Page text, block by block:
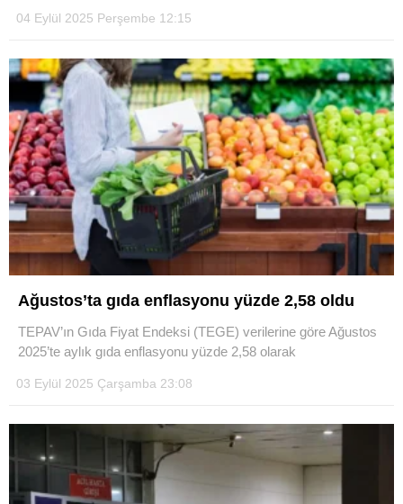
04 Eylül 2025 Perşembe 12:15
Ağustos’ta gıda enflasyonu yüzde 2,58 oldu
TEPAV’ın Gıda Fiyat Endeksi (TEGE) verilerine göre Ağustos
2025’te aylık gıda enflasyonu yüzde 2,58 olarak
03 Eylül 2025 Çarşamba 23:08